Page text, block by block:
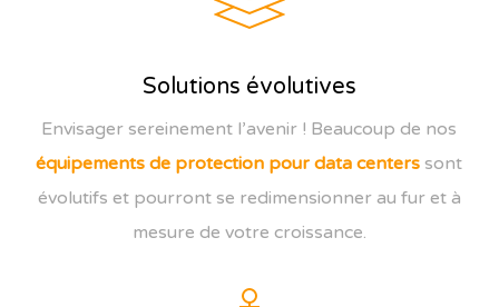
Solutions évolutives
Envisager sereinement l’avenir ! Beaucoup de nos
équipements de protection pour data centers sont
évolutifs et pourront se redimensionner au fur et à
mesure de votre croissance.